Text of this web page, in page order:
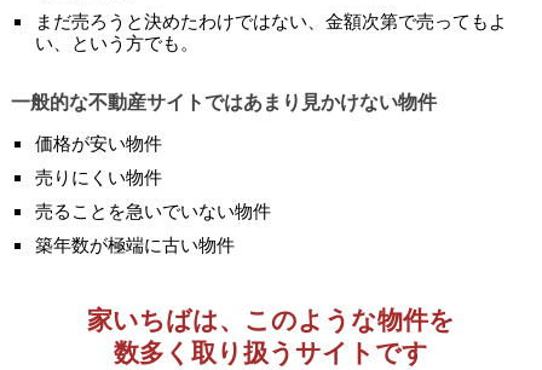
まだ売ろうと決めたわけではない、金額次第で売ってもよ
い、という方でも。
一般的な不動産サイトではあまり見かけない物件
価格が安い物件
売りにくい物件
売ることを急いでいない物件
築年数が極端に古い物件
家いちばは、このような物件を
数多く取り扱うサイトです